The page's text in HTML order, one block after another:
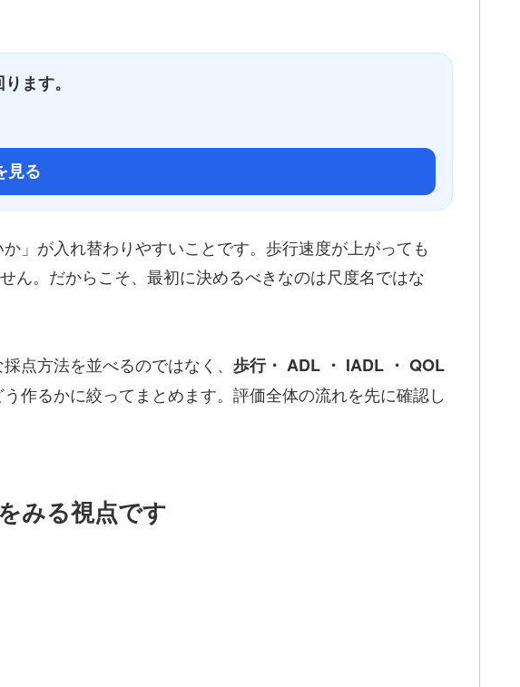
ます。
見る
」が入れ替わりやすいことです。歩行速度が上がっても
ん。だからこそ、最初に決めるべきなのは尺度名ではな
点方法を並べるのではなく、 歩行・ ADL ・ IADL ・ QOL
作るかに絞ってまとめます。評価全体の流れを先に確認し
みる視点です